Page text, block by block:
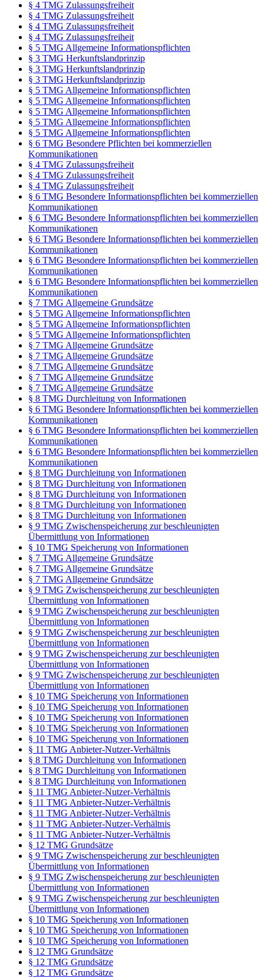
§ 4 TMG Zulassungsfreiheit
§ 4 TMG Zulassungsfreiheit
§ 4 TMG Zulassungsfreiheit
§ 4 TMG Zulassungsfreiheit
§ 5 TMG Allgemeine Informationspflichten
§ 3 TMG Herkunftslandprinzip
§ 3 TMG Herkunftslandprinzip
§ 3 TMG Herkunftslandprinzip
§ 5 TMG Allgemeine Informationspflichten
§ 5 TMG Allgemeine Informationspflichten
§ 5 TMG Allgemeine Informationspflichten
§ 5 TMG Allgemeine Informationspflichten
§ 5 TMG Allgemeine Informationspflichten
§ 6 TMG Besondere Pflichten bei kommerziellen
Kommunikationen
§ 4 TMG Zulassungsfreiheit
§ 4 TMG Zulassungsfreiheit
§ 4 TMG Zulassungsfreiheit
§ 6 TMG Besondere Informationspflichten bei kommerziellen
Kommunikationen
§ 6 TMG Besondere Informationspflichten bei kommerziellen
Kommunikationen
§ 6 TMG Besondere Informationspflichten bei kommerziellen
Kommunikationen
§ 6 TMG Besondere Informationspflichten bei kommerziellen
Kommunikationen
§ 6 TMG Besondere Informationspflichten bei kommerziellen
Kommunikationen
§ 7 TMG Allgemeine Grundsätze
§ 5 TMG Allgemeine Informationspflichten
§ 5 TMG Allgemeine Informationspflichten
§ 5 TMG Allgemeine Informationspflichten
§ 7 TMG Allgemeine Grundsätze
§ 7 TMG Allgemeine Grundsätze
§ 7 TMG Allgemeine Grundsätze
§ 7 TMG Allgemeine Grundsätze
§ 7 TMG Allgemeine Grundsätze
§ 8 TMG Durchleitung von Informationen
§ 6 TMG Besondere Informationspflichten bei kommerziellen
Kommunikationen
§ 6 TMG Besondere Informationspflichten bei kommerziellen
Kommunikationen
§ 6 TMG Besondere Informationspflichten bei kommerziellen
Kommunikationen
§ 8 TMG Durchleitung von Informationen
§ 8 TMG Durchleitung von Informationen
§ 8 TMG Durchleitung von Informationen
§ 8 TMG Durchleitung von Informationen
§ 8 TMG Durchleitung von Informationen
§ 9 TMG Zwischenspeicherung zur beschleunigten
Übermittlung von Informationen
§ 10 TMG Speicherung von Informationen
§ 7 TMG Allgemeine Grundsätze
§ 7 TMG Allgemeine Grundsätze
§ 7 TMG Allgemeine Grundsätze
§ 9 TMG Zwischenspeicherung zur beschleunigten
Übermittlung von Informationen
§ 9 TMG Zwischenspeicherung zur beschleunigten
Übermittlung von Informationen
§ 9 TMG Zwischenspeicherung zur beschleunigten
Übermittlung von Informationen
§ 9 TMG Zwischenspeicherung zur beschleunigten
Übermittlung von Informationen
§ 9 TMG Zwischenspeicherung zur beschleunigten
Übermittlung von Informationen
§ 10 TMG Speicherung von Informationen
§ 10 TMG Speicherung von Informationen
§ 10 TMG Speicherung von Informationen
§ 10 TMG Speicherung von Informationen
§ 10 TMG Speicherung von Informationen
§ 11 TMG Anbieter-Nutzer-Verhältnis
§ 8 TMG Durchleitung von Informationen
§ 8 TMG Durchleitung von Informationen
§ 8 TMG Durchleitung von Informationen
§ 11 TMG Anbieter-Nutzer-Verhältnis
§ 11 TMG Anbieter-Nutzer-Verhältnis
§ 11 TMG Anbieter-Nutzer-Verhältnis
§ 11 TMG Anbieter-Nutzer-Verhältnis
§ 11 TMG Anbieter-Nutzer-Verhältnis
§ 12 TMG Grundsätze
§ 9 TMG Zwischenspeicherung zur beschleunigten
Übermittlung von Informationen
§ 9 TMG Zwischenspeicherung zur beschleunigten
Übermittlung von Informationen
§ 9 TMG Zwischenspeicherung zur beschleunigten
Übermittlung von Informationen
§ 10 TMG Speicherung von Informationen
§ 10 TMG Speicherung von Informationen
§ 10 TMG Speicherung von Informationen
§ 12 TMG Grundsätze
§ 12 TMG Grundsätze
§ 12 TMG Grundsätze